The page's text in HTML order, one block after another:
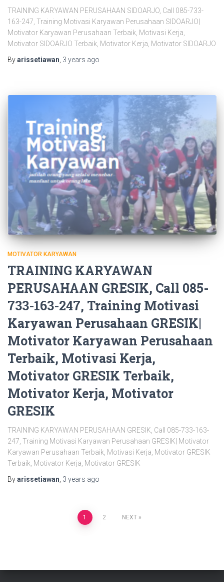
TRAINING KARYAWAN PERUSAHAAN SIDOARJO, Call 085-733-
163-247, Training Motivasi Karyawan Perusahaan SIDOARJO|
Motivator Karyawan Perusahaan Terbaik, Motivasi Kerja,
Motivator SIDOARJO Terbaik, Motivator Kerja, Motivator SIDOARJO
Byarissetiawan 3 years ago
MOTIVATOR KARYAWAN
TRAINING KARYAWAN
PERUSAHAAN GRESIK, Call 085-
733-163-247, Training Motivasi
Karyawan Perusahaan GRESIK|
Motivator Karyawan Perusahaan
Terbaik, Motivasi Kerja,
Motivator GRESIK Terbaik,
Motivator Kerja, Motivator
GRESIK
TRAINING KARYAWAN PERUSAHAAN GRESIK, Call 085-733-163-
247, Training Motivasi Karyawan Perusahaan GRESIK| Motivator
Karyawan Perusahaan Terbaik, Motivasi Kerja, Motivator GRESIK
Terbaik, Motivator Kerja, Motivator GRESIK
Byarissetiawan, 3 years ago
1 2 NEXT